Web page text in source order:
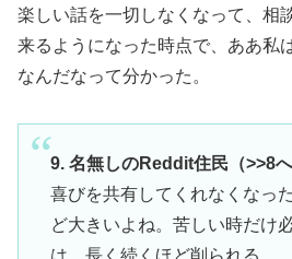
楽しい話を一切しなくなって、相
来るようになった時点で、ああ私
なんだなって分かった。
9. 名無しのReddit住民（>>8へ
喜びを共有してくれなくなっ
ど大きいよね。苦しい時だけ